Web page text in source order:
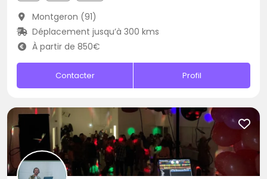
Montgeron (91)
Déplacement jusqu’à 300 kms
À partir de 850€
Contacter Profil